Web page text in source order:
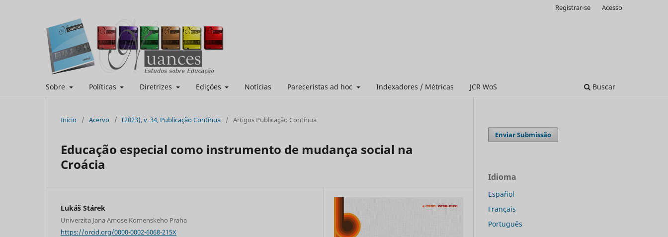
Sobre Políticas Diretrizes Edições Notícias Pareceristas ad hoc Indexadores / Métricas JCR WoS Buscar
Registrar-se Acesso
Início / Acervo / (2023), v. 34, Publicação Contínua / Artigos Publicação Contínua
Educação especial como instrumento de mudança social na
Croácia
Lukáš Stárek
Univerzita Jana Amose Komenskeho Praha
https://orcid.org/0000-0002-6068-215X
Enviar Submissão
Idioma
Español
Français
Português